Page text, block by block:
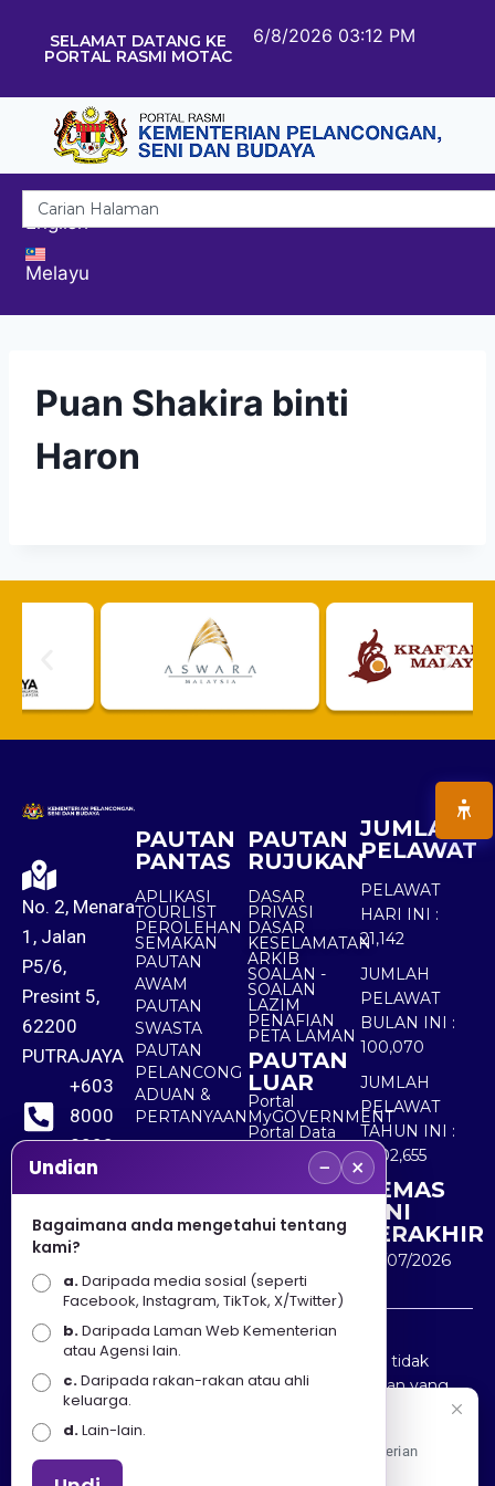
SELAMAT DATANG KE
PORTAL RASMI MOTAC
6/8/2026 03:12 PM
English
Melayu
Puan Shakira binti
Haron
No. 2, Menara
1, Jalan
P5/6,
Presint 5,
62200
PUTRAJAYA
+603
8000
8000
+603
8891
7100
PAUTAN
PANTAS
APLIKASI
TOURLIST
PEROLEHAN
SEMAKAN
PAUTAN
AWAM
PAUTAN
SWASTA
PAUTAN
PELANCONG
ADUAN &
PERTANYAAN
PAUTAN
RUJUKAN
DASAR
PRIVASI
DASAR
KESELAMATAN
ARKIB
SOALAN -
SOALAN
LAZIM
PENAFIAN
PETA LAMAN
PAUTAN
LUAR
Portal
MyGOVERNMENT
Portal Data
Terbuka
Sektor Awam
JUMLAH
PELAWAT
PELAWAT
HARI INI :
21,142
JUMLAH
PELAWAT
BULAN INI :
100,070
JUMLAH
PELAWAT
TAHUN INI :
5,502,655
KEMAS
KINI
TERAKHIR
30/07/2026
Penafian : Kerajaan Malaysia dan Kementerian
Pelancongan Seni dan Budaya (MOTAC) adalah tidak
bertanggungjawab atas kehilangan atau kerugian yang
disebabkan oleh penggunaan mana-mana maklumat
yang diperolehi dari portal ini.
Undian − ×
Bagaimana anda mengetahui tentang
kami?
a.Daripada media sosial (seperti
Facebook, Instagram, TikTok, X/Twitter)
b.Daripada Laman Web Kementerian
atau Agensi lain.
c.Daripada rakan-rakan atau ahli
keluarga.
d.Lain-lain.
Apa Khabar! Selamat datang ke Portal Rasmi Kementerian
Pelancongan, Seni dan Budaya